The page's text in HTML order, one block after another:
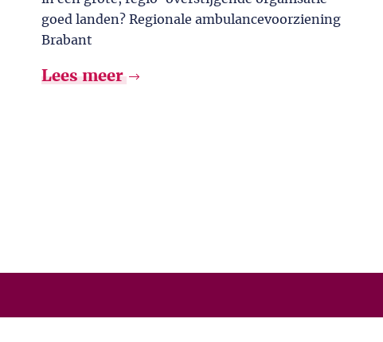
goed landen? Regionale ambulancevoorziening
Brabant
Lees meer